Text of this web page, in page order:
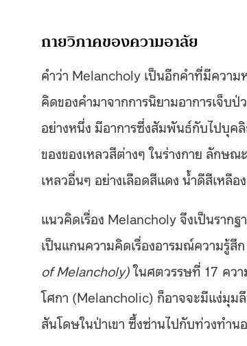
กายวิภาคของความอาลัย
คำว่า Melancholy เป็นอีกคำที่มีควา
คิดของคำมาจากการนิยามอาการเจ็บ
อย่างหนึ่ง มีอาการซึ่งสัมพันธ์กับไปบุค
ของของเหลวสีต่างๆ ในร่างกาย ลักษ
เหลวอื่นๆ อย่างเลือดสีแดง น้ำดีสีเหลือ
แนวคิดเรื่อง Melancholy จึงเป็นรา
เป็นแกนความคิดเรื่องอารมณ์ความรู้สึ
of Melancholy)ในศตวรรษที่ 17 คว
โศกา (Melancholic) ก็อาจจะมีแง่มุม
สันโดษในป่าเขา ซึ้งซ่านไปกับท่วงทำ